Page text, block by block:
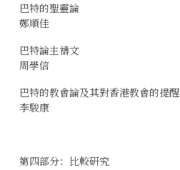
巴特的聖靈論
鄭順佳
巴特論主禱文
周學信
巴特的教會論及其對香港教會的提醒
李駿康
第四部分：比較研究